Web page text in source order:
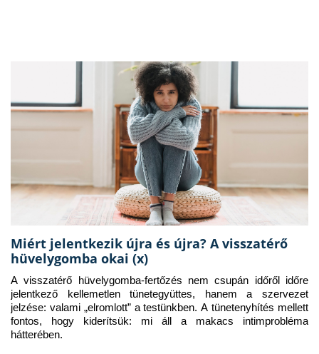
Miért jelentkezik újra és újra? A visszatérő
hüvelygomba okai (x)
A visszatérő hüvelygomba-fertőzés nem csupán időről időre
jelentkező kellemetlen tünetegyüttes, hanem a szervezet
jelzése: valami „elromlott” a testünkben. A tünetenyhítés mellett
fontos, hogy kiderítsük: mi áll a makacs intimprobléma
hátterében.